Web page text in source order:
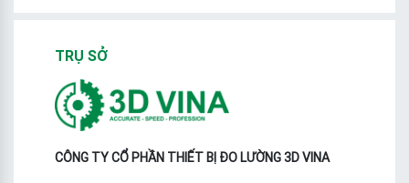
TRỤ SỞ
CÔNG TY CỔ PHẦN THIẾT BỊ ĐO LƯỜNG 3D VINA